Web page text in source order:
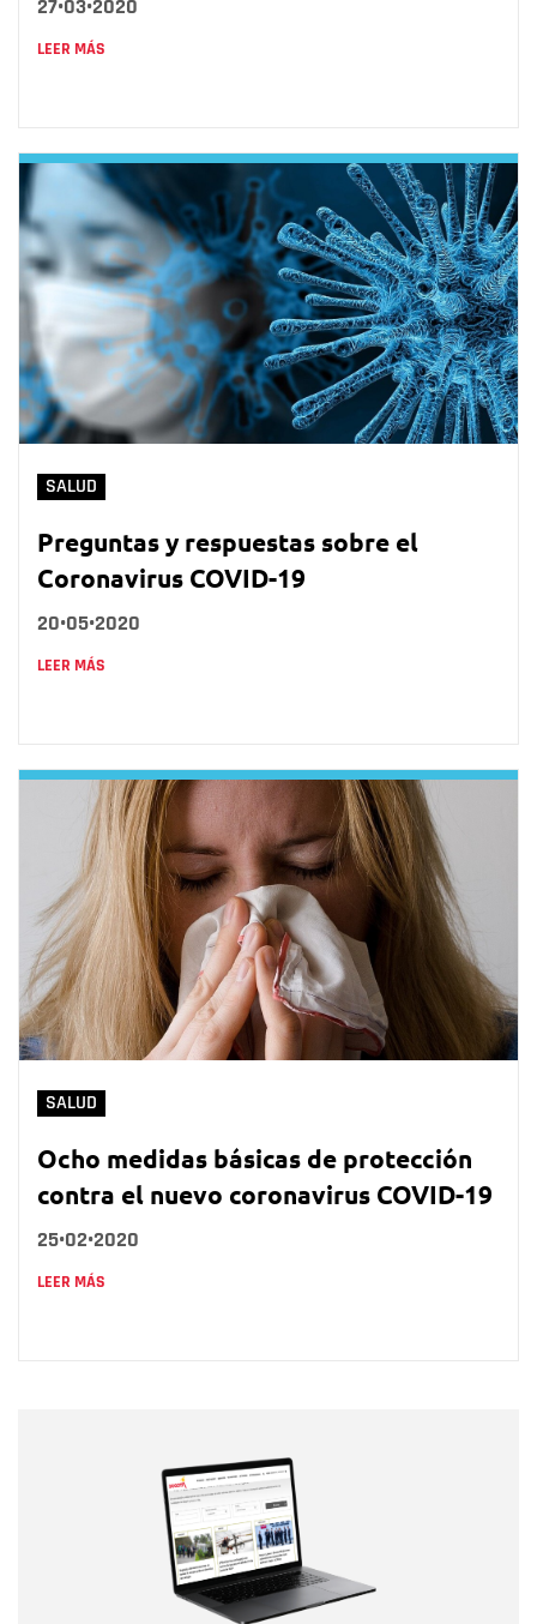
27•03•2020
LEER MÁS
SALUD
Preguntas y respuestas sobre el
Coronavirus COVID-19
20•05•2020
LEER MÁS
SALUD
Ocho medidas básicas de protección
contra el nuevo coronavirus COVID-19
25•02•2020
LEER MÁS
Correo electrónico
Tipo de comentario